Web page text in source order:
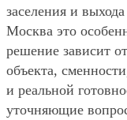
заселения и
Москва это
решение зависит
объекта,
и реальной
уточняющие